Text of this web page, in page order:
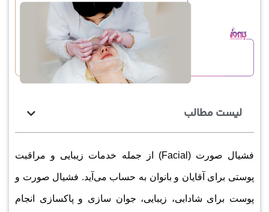
لیست مطالب
فشیال صورت (Facial) از جمله خدمات زیبایی و مراقبت
پوستی برای آقایان و بانوان به حساب می‌آید. فشیال صورت و
پوست برای شادابی، زیبایی، جوان سازی و پاکسازی انجام